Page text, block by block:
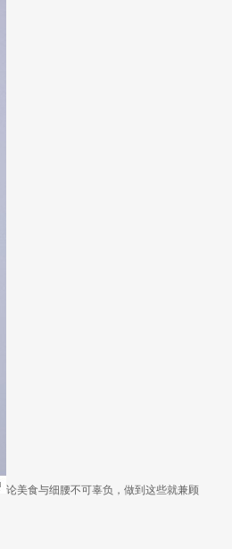
论美食与细腰不可辜负，做到这些就兼顾